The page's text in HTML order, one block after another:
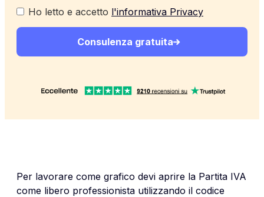
Ho letto e accetto l'informativa Privacy
Consulenza gratuita
Per lavorare come grafico devi aprire la Partita IVA
come libero professionista utilizzando il codice